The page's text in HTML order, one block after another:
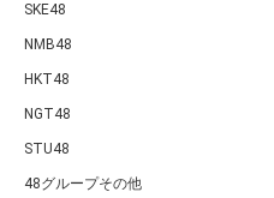
SKE48
NMB48
HKT48
NGT48
STU48
48グループその他